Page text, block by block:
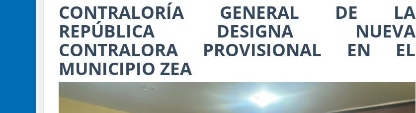
CONTRALORÍA GENERAL DE LA
REPÚBLICA DESIGNA NUEVA
CONTRALORA PROVISIONAL EN EL
MUNICIPIO ZEA